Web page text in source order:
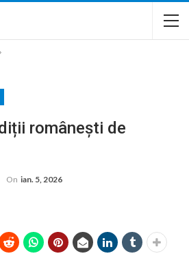
românești de
On ian. 5, 2026